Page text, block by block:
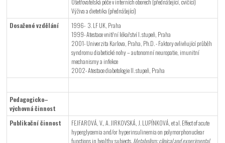
Ošetřovatelská péče v interních oborech (přednášející, cvičící)
Výživa a dietetika (přednášející)
Dosažené vzdělání
1996- 3. LF UK, Praha
1999- Atestace vnitřní lékařství I. stupeň, Praha
2001- Univerzita Karlova, Praha, Ph.D. - Faktory ovlivňující průběh
syndromu diabetické nohy – autonomní neuropatie, imunitní
mechanismy a infekce
2002- Atestace diabetologie II. stupeň, Praha
Pedagogicko–
výchovná činnost
Publikační činnost
FEJFAROVÁ, V., A. JIRKOVSKÁ, J. LUPÍNKOVÁ, et al. Effect of acute
hyperglycemia and/or hyperinsulinemia on polymorphonuclear
functions in healthy subjects. Metabolism: clinical and experimental.